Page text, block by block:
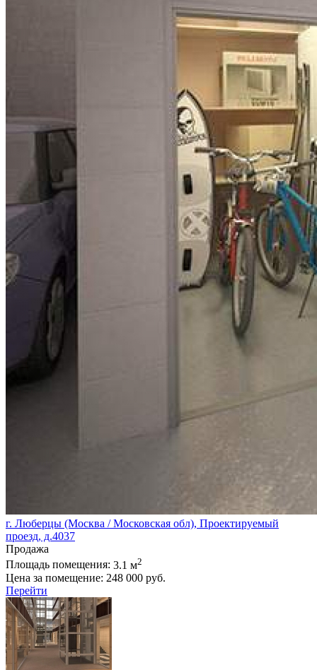
г. Люберцы (Москва / Московская обл), Проектируемый
проезд, д.4037
Продажа
Площадь помещения: 3.1 м2
Цена за помещение: 248 000 руб.
Перейти